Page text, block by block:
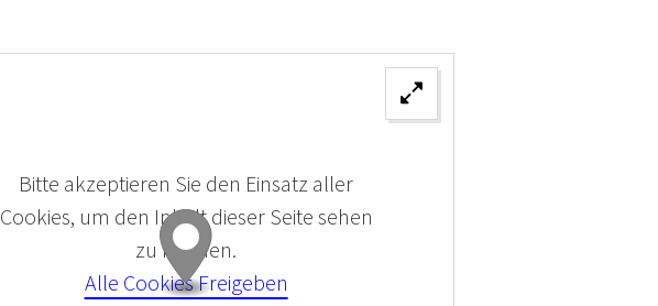
Bitte akzeptieren Sie den Einsatz aller
Cookies, um den Inhalt dieser Seite sehen
zu können.
Alle Cookies Freigeben